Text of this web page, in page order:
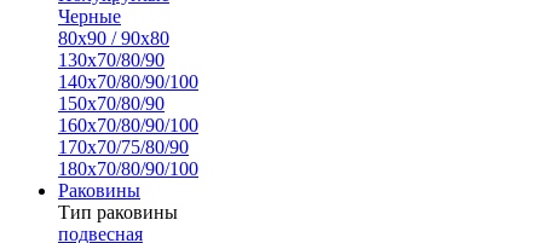
Черные
80х90 / 90х80
130х70/80/90
140х70/80/90/100
150х70/80/90
160х70/80/90/100
170х70/75/80/90
180х70/80/90/100
Раковины
Тип раковины
подвесная